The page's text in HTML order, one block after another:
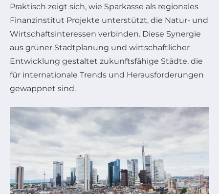
Praktisch zeigt sich, wie Sparkasse als regionales
Finanzinstitut Projekte unterstützt, die Natur- und
Wirtschaftsinteressen verbinden. Diese Synergie
aus grüner Stadtplanung und wirtschaftlicher
Entwicklung gestaltet zukunftsfähige Städte, die
für internationale Trends und Herausforderungen
gewappnet sind.